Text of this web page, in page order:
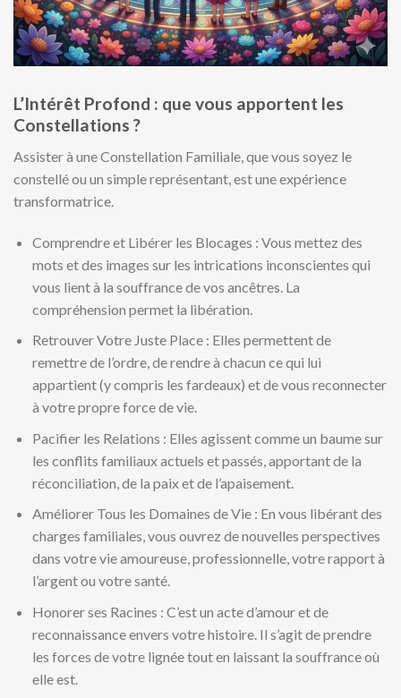
L’Intérêt Profond : que vous apportent les
Constellations ?
Assister à une Constellation Familiale, que vous soyez le
constellé ou un simple représentant, est une expérience
transformatrice.
Comprendre et Libérer les Blocages : Vous mettez des
mots et des images sur les intrications inconscientes qui
vous lient à la souffrance de vos ancêtres. La
compréhension permet la libération.
Retrouver Votre Juste Place : Elles permettent de
remettre de l’ordre, de rendre à chacun ce qui lui
appartient (y compris les fardeaux) et de vous reconnecter
à votre propre force de vie.
Pacifier les Relations : Elles agissent comme un baume sur
les conflits familiaux actuels et passés, apportant de la
réconciliation, de la paix et de l’apaisement.
Améliorer Tous les Domaines de Vie : En vous libérant des
charges familiales, vous ouvrez de nouvelles perspectives
dans votre vie amoureuse, professionnelle, votre rapport à
l’argent ou votre santé.
Honorer ses Racines : C’est un acte d’amour et de
reconnaissance envers votre histoire. Il s’agit de prendre
les forces de votre lignée tout en laissant la souffrance où
elle est.